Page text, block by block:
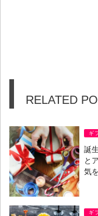
RELATED
ギ
誕
と
気
ギ